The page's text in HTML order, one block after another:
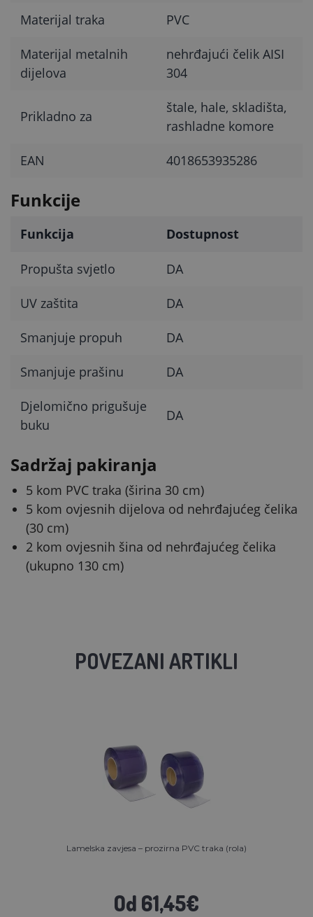
Materijal traka PVC
Materijal metalnih
dijelova
nehrđajući čelik AISI
304
Prikladno za
štale, hale, skladišta,
rashladne komore
EAN 4018653935286
Funkcije
Funkcija Dostupnost
Propušta svjetlo DA
UV zaštita DA
Smanjuje propuh DA
Smanjuje prašinu DA
Djelomično prigušuje
buku
DA
Sadržaj pakiranja
5 kom PVC traka (širina 30 cm)
5 kom ovjesnih dijelova od nehrđajućeg čelika
(30 cm)
2 kom ovjesnih šina od nehrđajućeg čelika
(ukupno 130 cm)
POVEZANI ARTIKLI
Lamelska zavjesa – prozirna PVC traka (rola)
Od 61,45€